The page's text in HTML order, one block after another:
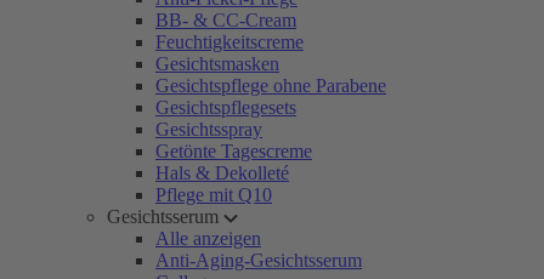
BB- & CC-Cream
Feuchtigkeitscreme
Gesichtsmasken
Gesichtspflege ohne Parabene
Gesichtspflegesets
Gesichtsspray
Getönte Tagescreme
Hals & Dekolleté
Pflege mit Q10
Gesichtsserum
Alle anzeigen
Anti-Aging-Gesichtsserum